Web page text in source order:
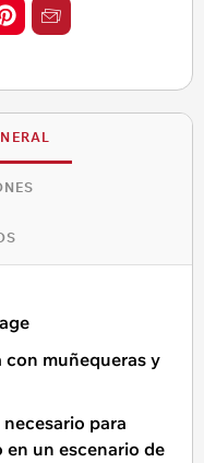
con muñequeras y
para
un escenario de